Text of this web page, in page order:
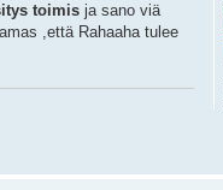
toimis ja sano viä
,että Rahaaha tulee